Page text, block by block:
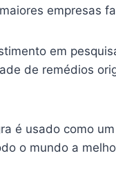
empresas
em
de remédios
é usado como
o mundo a